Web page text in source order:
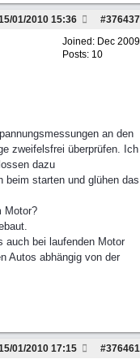
#376437
01/2010 15:36
Joined: Dec 2009
Posts: 10
an den
zweifelsfrei überprüfen. Ich
dazu
beim starten und glühen das
Motor?
auch bei laufenden Motor
Autos abhängig von der
#376461
01/2010 17:15